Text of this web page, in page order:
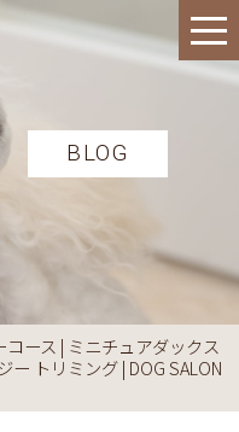
BLOG
ース | ミニチュアダックス
ー トリミング | DOG SALON